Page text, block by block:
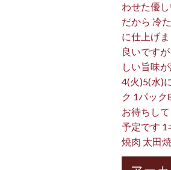
わせた優
だから 冷
に仕上げ
良いです
しい旨味
4(火)5(水)
ク 1パッ
お待ちし
予定です 1
焼肉 太田